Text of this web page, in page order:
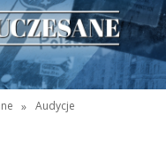
» Audycje